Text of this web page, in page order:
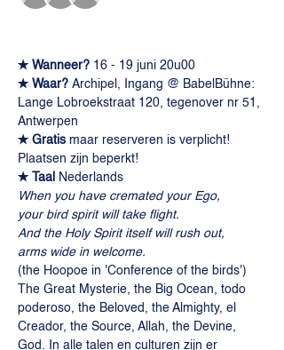
✭ Wanneer? 16 - 19 juni 20u00
✭ Waar? Archipel, Ingang @ BabelBühne:
Lange Lobroekstraat 120, tegenover nr 51,
Antwerpen
✭ Gratis maar reserveren is verplicht!
Plaatsen zijn beperkt!
✭ Taal
Nederlands
When you have cremated your Ego,
your bird spirit will take flight.
And the Holy Spirit itself will rush out,
arms wide in welcome.
(the Hoopoe in 'Conference of the birds')
The Great Mysterie, the Big Ocean, todo
poderoso, the Beloved, the Almighty, el
Creador, the Source, Allah, the Devine,
God. In alle talen en culturen zijn er